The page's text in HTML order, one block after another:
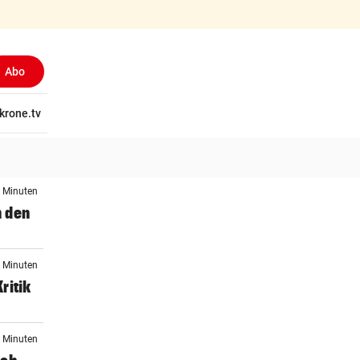
Abo
krone.tv
Minuten
den
Minuten
Minuten